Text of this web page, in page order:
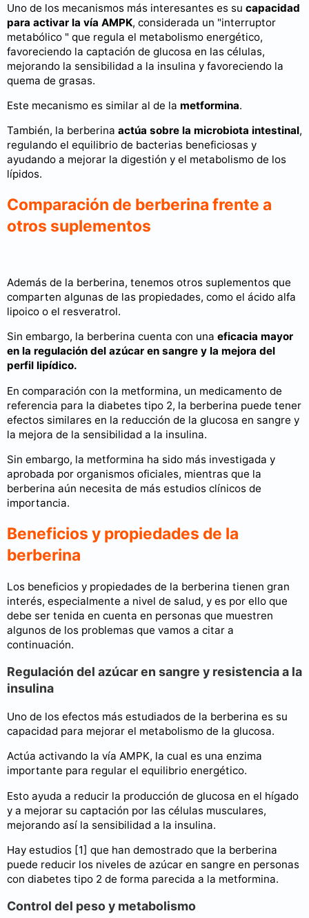
Uno de los mecanismos más interesantes es su capacidad
para activar la vía AMPK, considerada un "interruptor
metabólico " que regula el metabolismo energético,
favoreciendo la captación de glucosa en las células,
mejorando la sensibilidad a la insulina y favoreciendo la
quema de grasas.
Este mecanismo es similar al de la metformina.
También, la berberina actúa sobre la microbiota intestinal,
regulando el equilibrio de bacterias beneficiosas y
ayudando a mejorar la digestión y el metabolismo de los
lípidos.
Comparación de berberina frente a
otros suplementos
Además de la berberina, tenemos otros suplementos que
comparten algunas de las propiedades, como el ácido alfa
lipoico o el resveratrol.
Sin embargo, la berberina cuenta con una eficacia mayor
en la regulación del azúcar en sangre y la mejora del
perfil lipídico.
En comparación con la metformina, un medicamento de
referencia para la diabetes tipo 2, la berberina puede tener
efectos similares en la reducción de la glucosa en sangre y
la mejora de la sensibilidad a la insulina.
Sin embargo, la metformina ha sido más investigada y
aprobada por organismos oficiales, mientras que la
berberina aún necesita de más estudios clínicos de
importancia.
Beneficios y propiedades de la
berberina
Los beneficios y propiedades de la berberina tienen gran
interés, especialmente a nivel de salud, y es por ello que
debe ser tenida en cuenta en personas que muestren
algunos de los problemas que vamos a citar a
continuación.
Regulación del azúcar en sangre y resistencia a la
insulina
Uno de los efectos más estudiados de la berberina es su
capacidad para mejorar el metabolismo de la glucosa.
Actúa activando la vía AMPK, la cual es una enzima
importante para regular el equilibrio energético.
Esto ayuda a reducir la producción de glucosa en el hígado
y a mejorar su captación por las células musculares,
mejorando así la sensibilidad a la insulina.
Hay estudios [1] que han demostrado que la berberina
puede reducir los niveles de azúcar en sangre en personas
con diabetes tipo 2 de forma parecida a la metformina.
Control del peso y metabolismo